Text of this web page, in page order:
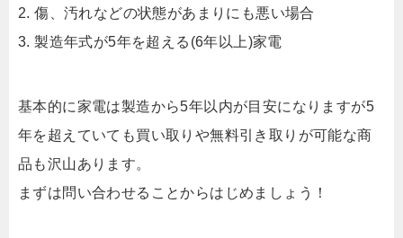
2. 傷、汚れなどの状態があまりにも悪い場合
3. 製造年式が5年を超える(6年以上)家電
基本的に家電は製造から5年以内が目安になりますが5
年を超えていても買い取りや無料引き取りが可能な商
品も沢山あります。
まずは問い合わせることからはじめましょう！